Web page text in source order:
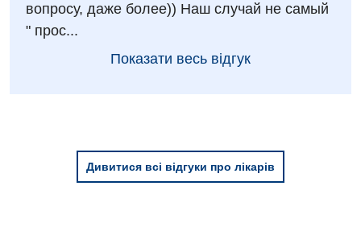
вопросу, даже более)) Наш случай не самый
" прос...
Показати весь відгук
Дивитися всі відгуки про лікарів